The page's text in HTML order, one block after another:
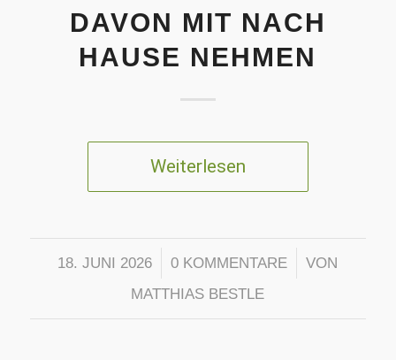
DAVON MIT NACH
HAUSE NEHMEN
Weiterlesen
18. JUNI 2026
/ 0 KOMMENTARE
/
VON
MATTHIAS BESTLE